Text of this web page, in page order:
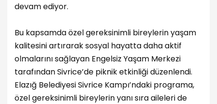
devam ediyor.
Bu kapsamda özel gereksinimli bireylerin yaşam
kalitesini artırarak sosyal hayatta daha aktif
olmalarını sağlayan Engelsiz Yaşam Merkezi
tarafından Sivrice’de piknik etkinliği düzenlendi.
Elazığ Belediyesi Sivrice Kampı’ndaki programa,
özel gereksinimli bireylerin yanı sıra aileleri de